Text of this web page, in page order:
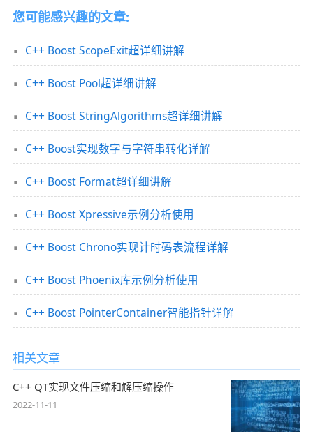
您可能感兴趣的文章:
C++ Boost ScopeExit超详细讲解
C++ Boost Pool超详细讲解
C++ Boost StringAlgorithms超详细讲解
C++ Boost实现数字与字符串转化详解
C++ Boost Format超详细讲解
C++ Boost Xpressive示例分析使用
C++ Boost Chrono实现计时码表流程详解
C++ Boost Phoenix库示例分析使用
C++ Boost PointerContainer智能指针详解
相关文章
C++ QT实现文件压缩和解压缩操作
2022-11-11